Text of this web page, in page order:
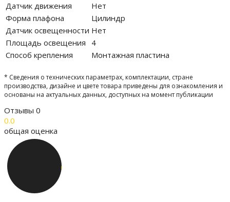
Датчик движения
Нет
Форма плафона
Цилиндр
Датчик освещенности Нет
Площадь освещения
4
Способ крепления
Монтажная пластина
* Сведения о технических параметрах, комплектации, стране
производства, дизайне и цвете товара приведены для ознакомления и
основаны на актуальных данных, доступных на момент публикации
Отзывы 0
0.0
общая оценка